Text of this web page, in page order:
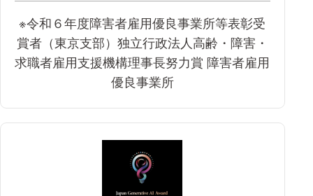
※令和６年度障害者雇用優良事業所等表彰受
賞者（東京支部）独立行政法人高齢・障害・
求職者雇用支援機構理事長努力賞 障害者雇用
優良事業所